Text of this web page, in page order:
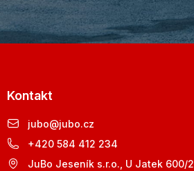
Kontakt
jubo@jubo.cz
+420 584 412 234
JuBo Jeseník s.r.o., U Jatek 600/2